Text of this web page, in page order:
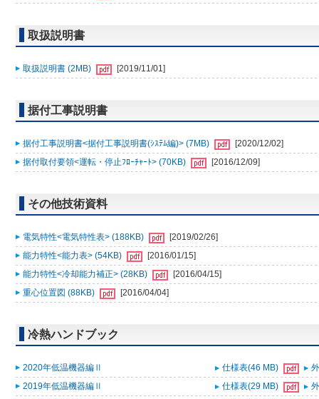
取扱説明書
取扱説明書 (2MB) [2019/11/01]
据付工事説明書
据付工事説明書<据付工事説明書(ｼｽﾃﾑ編)> (7MB)
[2020/12/02]
据付取付要領<運転・停止ﾌﾛｰﾁｬｰﾄ> (70KB)
[2016/12/09]
その他技術資料
電気特性<電気特性表> (188KB)
[2019/02/26]
能力特性<能力表> (54KB)
[2016/01/15]
能力特性<冷却能力補正> (28KB)
[2016/04/15]
重心位置図 (88KB)
[2016/04/04]
冷熱ハンドブック
2020年低温機器編Ⅱ 仕様表(46 MB)
2019年低温機器編Ⅱ
仕様表(29 MB)